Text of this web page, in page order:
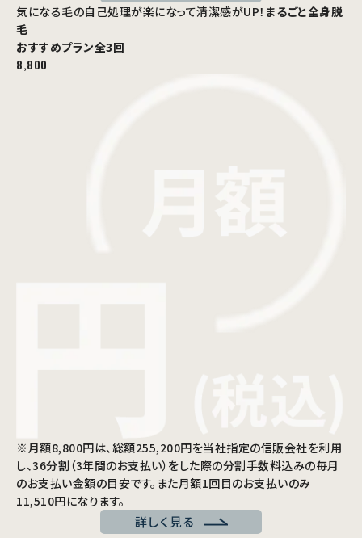
気になる毛の自己処理が楽になって清潔感がUP！ まるごと全身脱
毛
おすすめプラン全3回
8,800
※月額8,800円は、総額255,200円を当社指定の信販会社を利用
し、36分割（3年間のお支払い）をした際の分割手数料込みの毎月
のお支払い金額の目安です。また月額1回目のお支払いのみ
11,510円になります。
詳しく見る